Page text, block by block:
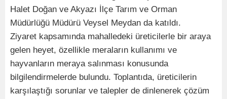
Halet Doğan ve Akyazı İlçe Tarım ve Orman
Müdürlüğü Müdürü Veysel Meydan da katıldı.
Ziyaret kapsamında mahalledeki üreticilerle bir araya
gelen heyet, özellikle meraların kullanımı ve
hayvanların meraya salınması konusunda
bilgilendirmelerde bulundu. Toplantıda, üreticilerin
karşılaştığı sorunlar ve talepler de dinlenerek çözüm